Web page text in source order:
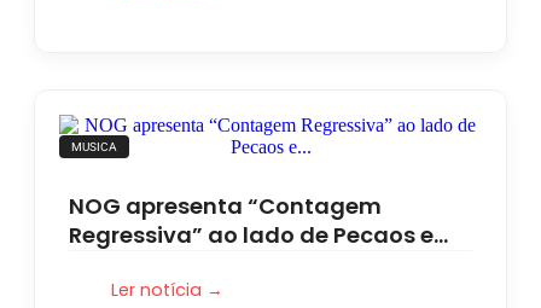
MUSICA
NOG apresenta “Contagem
Regressiva” ao lado de Pecaos e…
Ler notícia →